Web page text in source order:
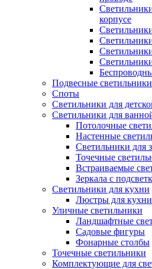
корпусе
Подвесные светильники
Споты
Светильники для
Светильники для
Потолочные
Настенные
Светильники для
Точечные
Встраиваемые
Зеркала с
Светильники для кухни
Люстры для кухни
Уличные светильники
Ландшафтные
Садовые фигуры
Фонарные столбы
Точечные светильники
Комплектующие для